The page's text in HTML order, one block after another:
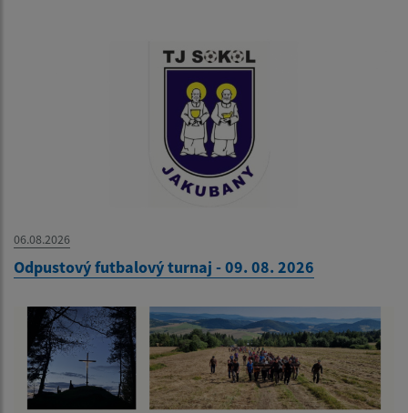
06.08.2026
Odpustový futbalový turnaj - 09. 08. 2026